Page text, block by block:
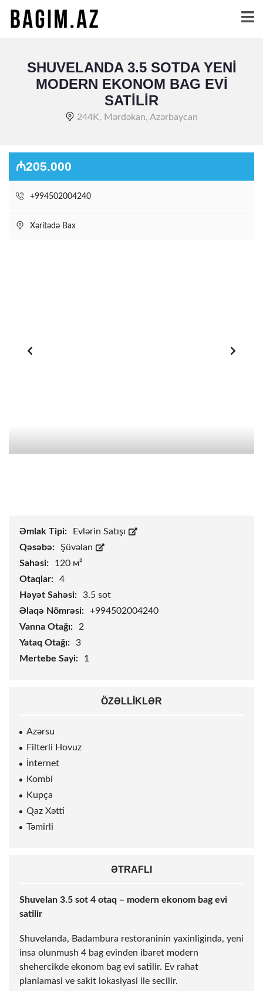
SHUVELANDA 3.5 SOTDA YENI
MODERN EKONOM BAG EVI
SATILIR
244K, Mərdəkan, Azərbaycan
₼205.000
+994502004240
Xəritədə Bax
Əmlak Tipi:
Evlərin Satışı
Qəsəbə:
Şüvəlan
Sahəsi:
120 м²
Otaqlar:
4
Həyət Sahəsi:
3.5 sot
Əlaqə Nömrəsi:
+994502004240
Vanna Otağı:
2
Yataq Otağı:
3
Mertebe Sayi:
1
ÖZƏLLIKLƏR
Azərsu
Filterli Hovuz
İnternet
Kombi
Kupça
Qaz Xətti
Təmirli
ƏTRAFLI
Shuvelan 3.5 sot 4 otaq – modern ekonom bag evi
satilir
Shuvelanda, Badambura restoraninin yaxinliginda, yeni
insa olunmush 4 bag evinden ibaret modern
shehercikde ekonom bag evi satilir. Ev rahat
planlamasi ve sakit lokasiyasi ile secilir.